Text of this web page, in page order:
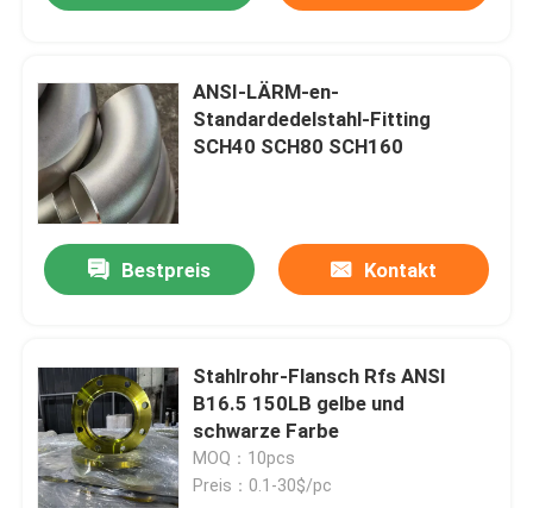
ANSI-LÄRM-en-
Standardedelstahl-Fitting
SCH40 SCH80 SCH160
Bestpreis Kontakt
Stahlrohr-Flansch Rfs ANSI
B16.5 150LB gelbe und
schwarze Farbe
MOQ：10pcs
Preis：0.1-30$/pc